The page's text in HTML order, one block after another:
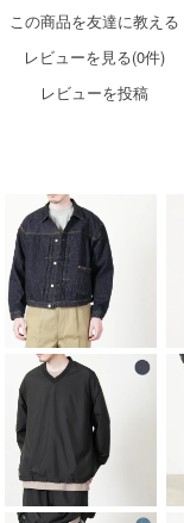
この商品を友達に教える
レビューを見る(0件)
レビューを投稿